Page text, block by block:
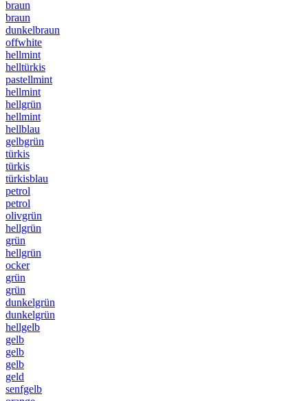
braun
braun
dunkelbraun
offwhite
hellmint
helltürkis
pastellmint
hellmint
hellgrün
hellmint
hellblau
gelbgrün
türkis
türkis
türkisblau
petrol
petrol
olivgrün
hellgrün
grün
hellgrün
ocker
grün
grün
dunkelgrün
dunkelgrün
hellgelb
gelb
gelb
gelb
geld
senfgelb